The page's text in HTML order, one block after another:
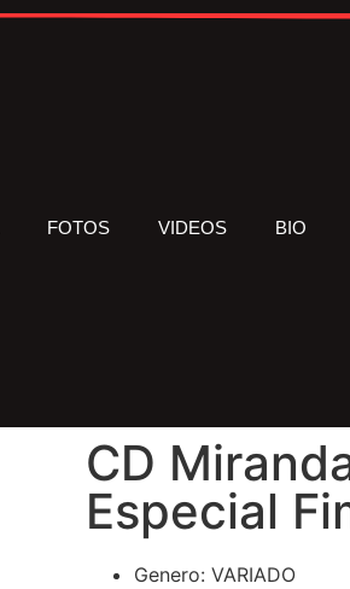
FOTOS VIDEOS BIO
CD
Especial
Genero: VARIADO